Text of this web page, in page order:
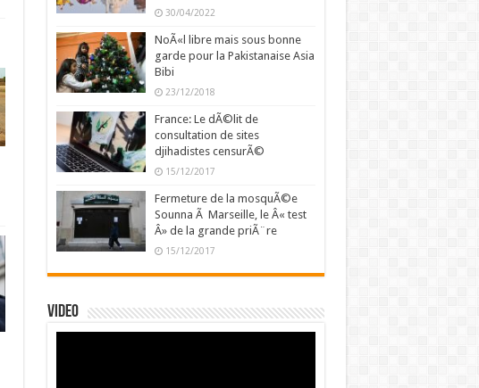
30/04/2022
NoÃ«l libre mais sous bonne
garde pour la Pakistanaise Asia
Bibi
23/12/2018
France: Le dÃ©lit de
consultation de sites
djihadistes censurÃ©
15/12/2017
Fermeture de la mosquÃ©e
Sounna Ã Marseille, le Â« test
Â» de la grande priÃ¨re
15/12/2017
Video